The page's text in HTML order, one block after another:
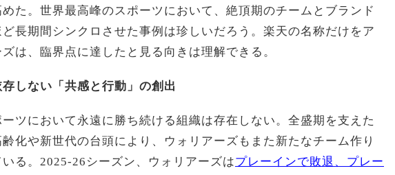
た。世界最高峰のスポーツにおいて、絶頂期のチームとブランド
長期間シンクロさせた事例は珍しいだろう。楽天の名称だけをア
は、臨界点に達したと見る向きは理解できる。
しない「共感と行動」の創出
ツにおいて永遠に勝ち続ける組織は存在しない。全盛期を支えた
化や新世代の台頭により、ウォリアーズもまた新たなチーム作り
る。2025-26シーズン、ウォリアーズはプレーインで敗退、プレー